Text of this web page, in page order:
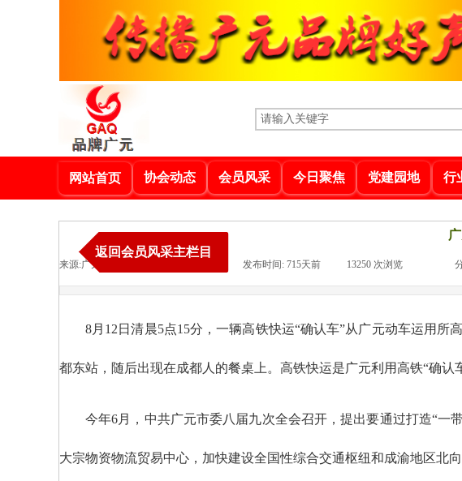
协会动态 行
会员风采 今日聚焦 党建园地
网站首页
来源:广元新闻网 发布时间: 715天前 13250 次浏览
8月12日清晨5点15分，一辆高铁快运“确认车”从广元动车运用
都东站，随后出现在成都人的餐桌上。高铁快运是广元利用高铁“确认
今年6月，中共广元市委八届九次全会召开，提出要通过打造“
大宗物资物流贸易中心，加快建设全国性综合交通枢纽和成渝地区北向
返回会员风采主栏目